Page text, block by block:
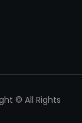
© All Rights